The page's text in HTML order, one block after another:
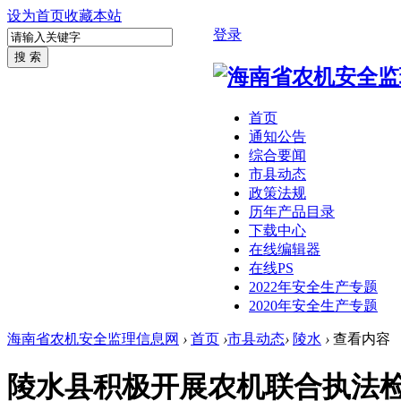
设为首页收藏本站
登录
首页
通知公告
综合要闻
市县动态
政策法规
历年产品目录
下载中心
在线编辑器
在线PS
2022年安全生产专题
2020年安全生产专题
海南省农机安全监理信息网 › 首页 ›市县动态› 陵水 › 查看内容
陵水县积极开展农机联合执法